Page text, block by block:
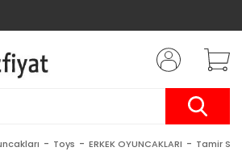
Toys ERKEK OYUNCAKLARI Tamir